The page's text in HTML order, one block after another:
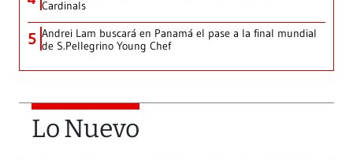
Cardinals
5 Andrei Lam buscará en Panamá el pase a la final mundial
de S.Pellegrino Young Chef
Lo Nuevo